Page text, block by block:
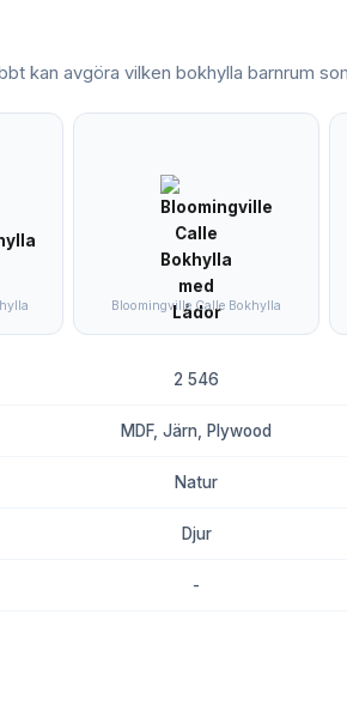
kan avgöra vilken bokhylla barnrum
Bloomingville Calle Bokhylla
2 546
MDF, Järn, Plywood
Natur
Djur
-